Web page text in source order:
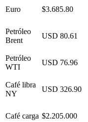
Euro $3.685.80
Petróleo
Brent
USD 80.61
Petróleo
WTI
USD 76.96
Café libra
NY
USD 326.90
Café carga $2.205.000